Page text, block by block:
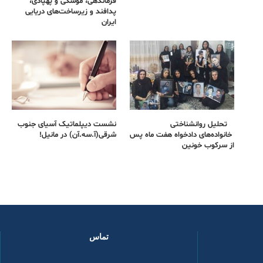
پدافند و زیرساخت‌های دریایی
ایران
تحلیل روانشناختی
خانواده‌های دادخواه هفت ماه پس
از سرکوب خونین
نشست دیپلماتیک آسیای جنوب
شرقی‌(آ.سه.آن) در مانیل!
تماس